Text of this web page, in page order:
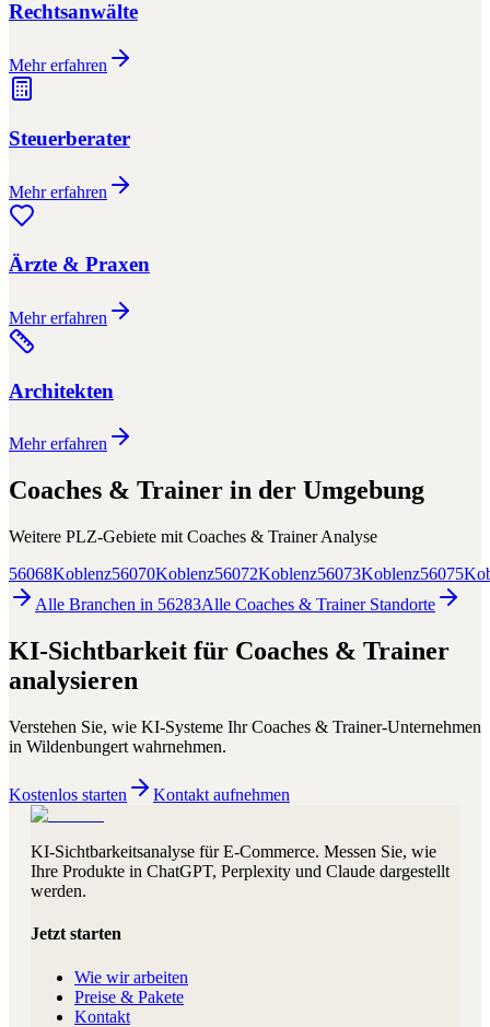
Rechtsanwälte
Mehr erfahren
Steuerberater
Mehr erfahren
Ärzte & Praxen
Mehr erfahren
Architekten
Mehr erfahren
Coaches & Trainer in der Umgebung
Weitere PLZ-Gebiete mit Coaches & TrainerAnalyse
56068Koblenz56070Koblenz56072Koblenz56073Koblenz56075
Alle Branchen in 56283Alle Coaches & TrainerStandorte
KI-Sichtbarkeit für Coaches & Trainer
analysieren
Verstehen Sie, wie KI-Systeme IhrCoaches & Trainer-Unternehmen
in Wildenbungert wahrnehmen.
Kostenlos starten Kontakt aufnehmen
KI-Sichtbarkeitsanalyse für E-Commerce. Messen Sie, wie
Ihre Produkte in ChatGPT, Perplexity und Claude dargestellt
werden.
Jetzt starten
Wie wir arbeiten
Preise & Pakete
Kontakt